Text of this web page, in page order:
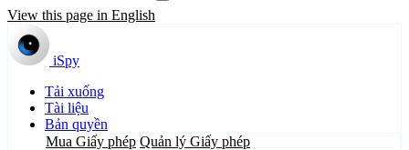
View this page in English
iSpy
Tải xuống
Tài liệu
Bản quyền
Mua Giấy phép Quản lý Giấy phép